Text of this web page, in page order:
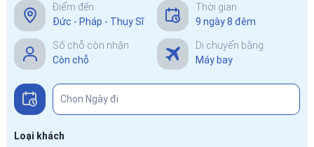
Điểm đến
Đức - Pháp - Thụy Sĩ
Thời gian
9 ngày 8 đêm
Số chỗ còn nhận
Còn chỗ
Di chuyển bằng
Máy bay
Loại khách